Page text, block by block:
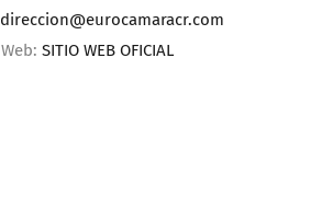
direccion@eurocamaracr.com
Web: SITIO WEB OFICIAL